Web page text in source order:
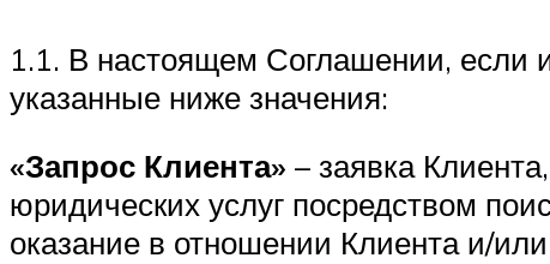
1.1. В настоящем Соглашении, если
указанные ниже значения:
«Запрос Клиента» – заявка
юридических услуг посредством
оказание в отношении Клиента и/